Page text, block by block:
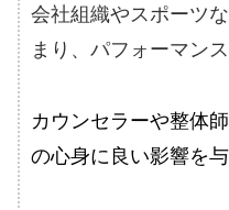
会社組織やスポーツ
まり、パフォーマン
カウンセラーや整体
の心身に良い影響を与